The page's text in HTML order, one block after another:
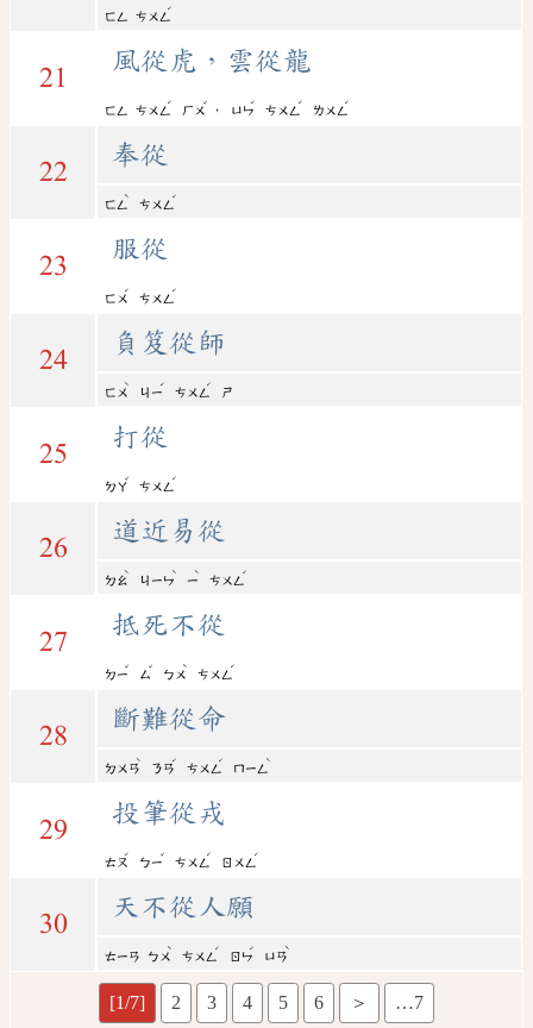
ㄈㄥ ㄘㄨㄥ
ˊ
21
風從虎，雲從龍
ㄈㄥ ㄘㄨㄥ
ˊ
ㄏㄨ
ˇ
， ㄩㄣ
ˊ
ㄘㄨㄥ
ˊ
ㄌㄨㄥ
ˊ
22
奉從
ㄈㄥ
ˋ
ㄘㄨㄥ
ˊ
23
服從
ㄈㄨ
ˊ
ㄘㄨㄥ
ˊ
24
負笈從師
ㄈㄨ
ˋ
ㄐㄧ
ˊ
ㄘㄨㄥ
ˊ
ㄕ
25
打從
ㄉㄚ
ˇ
ㄘㄨㄥ
ˊ
26
道近易從
ㄉㄠ
ˋ
ㄐㄧㄣ
ˋ
ㄧ
ˋ
ㄘㄨㄥ
ˊ
27
抵死不從
ㄉㄧ
ˇ
ㄙ
ˇ
ㄅㄨ
ˋ
ㄘㄨㄥ
ˊ
28
斷難從命
ㄉㄨㄢ
ˋ
ㄋㄢ
ˊ
ㄘㄨㄥ
ˊ
ㄇㄧㄥ
ˋ
29
投筆從戎
ㄊㄡ
ˊ
ㄅㄧ
ˇ
ㄘㄨㄥ
ˊ
ㄖㄨㄥ
ˊ
30
天不從人願
ㄊㄧㄢ ㄅㄨ
ˋ
ㄘㄨㄥ
ˊ
ㄖㄣ
ˊ
ㄩㄢ
ˋ
[1/7] 2 3 4 5 6 ＞ …7